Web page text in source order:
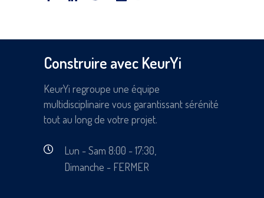
Construire avec KeurYi
KeurYi regroupe une équipe
multidisciplinaire vous garantissant sérénité
tout au long de votre projet.
Lun - Sam 8:00 - 17:30,
Dimanche - FERMER